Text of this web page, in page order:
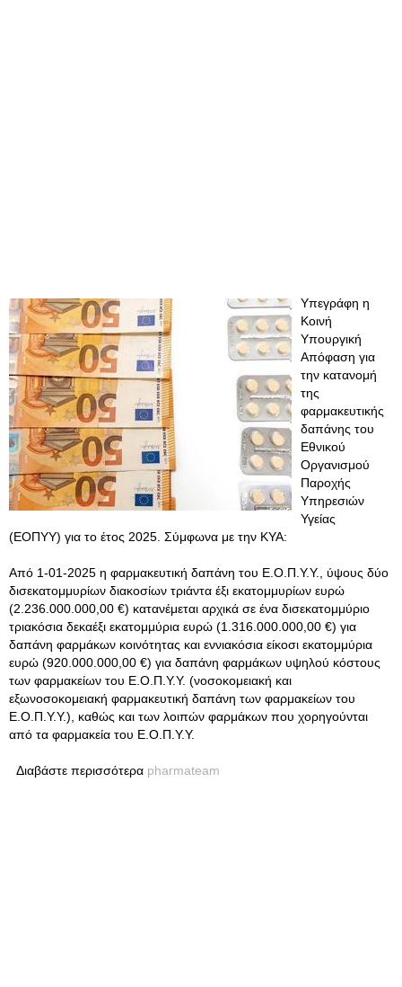
Υπεγράφη η
Κοινή
Υπουργική
Απόφαση για
την κατανομή
της
φαρμακευτικής
δαπάνης του
Εθνικού
Οργανισμού
Παροχής
Υπηρεσιών
Υγείας
(ΕΟΠΥΥ) για το έτος 2025. Σύμφωνα με την ΚΥΑ:
Από 1-01-2025 η φαρμακευτική δαπάνη του Ε.Ο.Π.Υ.Υ., ύψους δύο
δισεκατομμυρίων διακοσίων τριάντα έξι εκατομμυρίων ευρώ
(2.236.000.000,00 €) κατανέμεται αρχικά σε ένα δισεκατομμύριο
τριακόσια δεκαέξι εκατομμύρια ευρώ (1.316.000.000,00 €) για
δαπάνη φαρμάκων κοινότητας και εννιακόσια είκοσι εκατομμύρια
ευρώ (920.000.000,00 €) για δαπάνη φαρμάκων υψηλού κόστους
των φαρμακείων του Ε.Ο.Π.Υ.Υ. (νοσοκομειακή και
εξωνοσοκομειακή φαρμακευτική δαπάνη των φαρμακείων του
Ε.Ο.Π.Υ.Υ.), καθώς και των λοιπών φαρμάκων που χορηγούνται
από τα φαρμακεία του Ε.Ο.Π.Υ.Υ.
Διαβάστε περισσότερα pharmateam